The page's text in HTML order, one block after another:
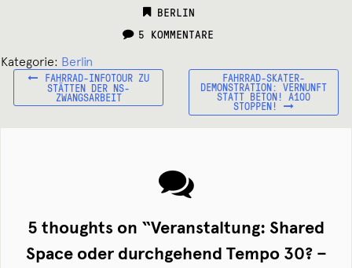
CATEGORIES:
BERLIN
5 KOMMENTARE
Kategorie: Berlin
Beitragsnavigation
VORHERIGER
BEITRAG:
FAHRRAD-INFOTOUR ZU
STÄTTEN DER NS-
ZWANGSARBEIT
NÄCHSTER
BEITRAG:
FAHRRAD-SKATER-
DEMONSTRATION: VERNUNFT
STATT BETON! A100
STOPPEN!
5 thoughts on “Veranstaltung: Shared
Space oder durchgehend Tempo 30? –